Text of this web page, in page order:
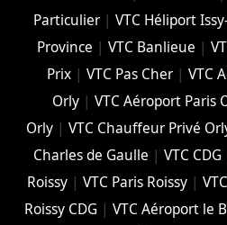
Particulier| VTC Héliport
Province |VTC Banlieue |
Prix| VTC Pas Cher| VTC
Orly |VTC Aéroport Paris
Orly| VTC Chauffeur Privé
Charles de Gaulle |VTC CDG
Roissy |VTC Paris Roissy |
Roissy CDG | VTC Aéroport le